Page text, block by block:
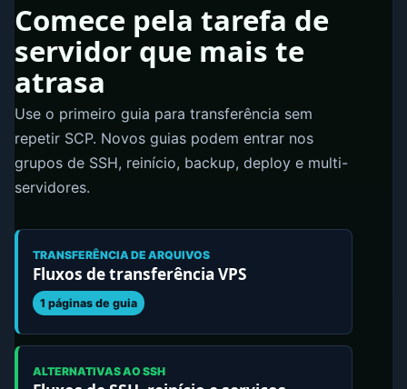
Comece pela tarefa de
servidor que mais te
atrasa
Use o primeiro guia para transferência sem
repetir SCP. Novos guias podem entrar nos
grupos de SSH, reinício, backup, deploy e multi-
servidores.
TRANSFERÊNCIA DE ARQUIVOS
Fluxos de transferência VPS
1 páginas de guia
ALTERNATIVAS AO SSH